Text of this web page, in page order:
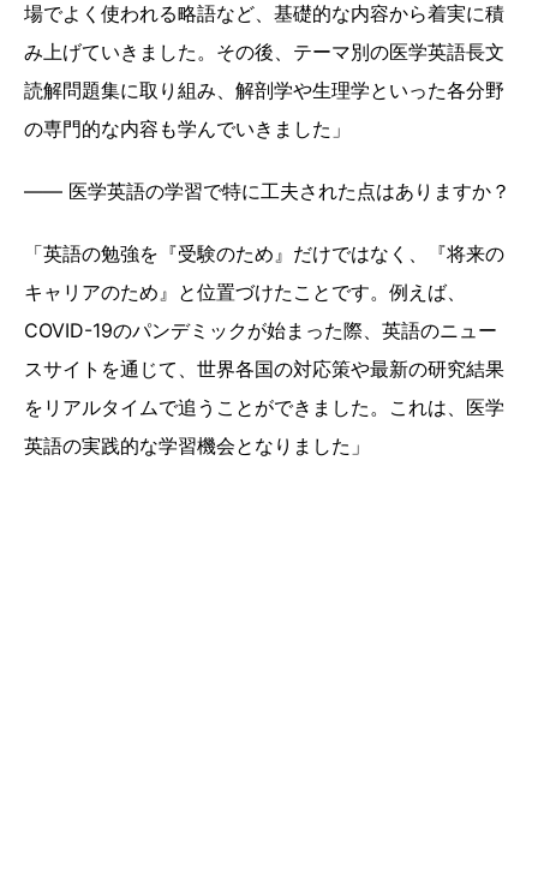
場でよく使われる略語など、基礎的な内容から着実に積
み上げていきました。その後、テーマ別の医学英語長文
読解問題集に取り組み、解剖学や生理学といった各分野
の専門的な内容も学んでいきました」
―― 医学英語の学習で特に工夫された点はありますか？
「英語の勉強を『受験のため』だけではなく、『将来の
キャリアのため』と位置づけたことです。例えば、
COVID-19のパンデミックが始まった際、英語のニュー
スサイトを通じて、世界各国の対応策や最新の研究結果
をリアルタイムで追うことができました。これは、医学
英語の実践的な学習機会となりました」